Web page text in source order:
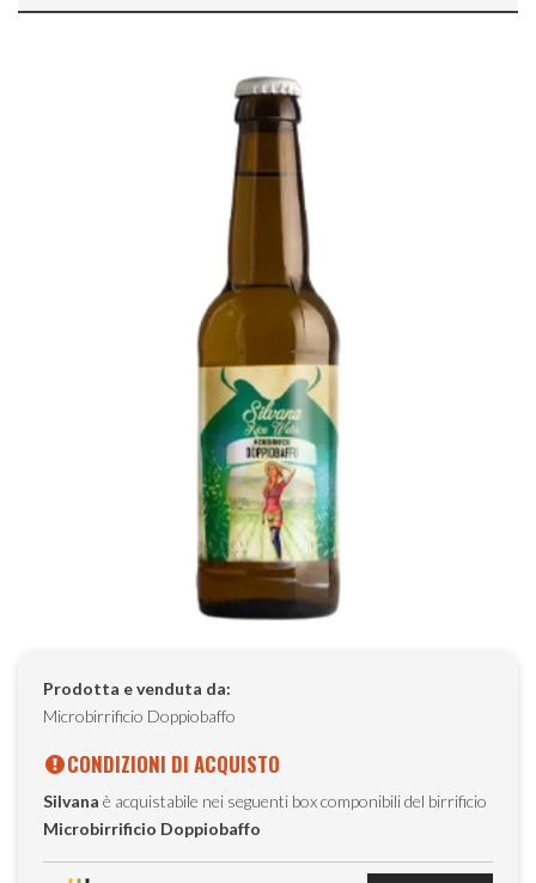
Prodotta e venduta da:
Microbirrificio Doppiobaffo
CONDIZIONI DI ACQUISTO
Silvana è acquistabile nei seguenti box componibili del birrificio
Microbirrificio Doppiobaffo